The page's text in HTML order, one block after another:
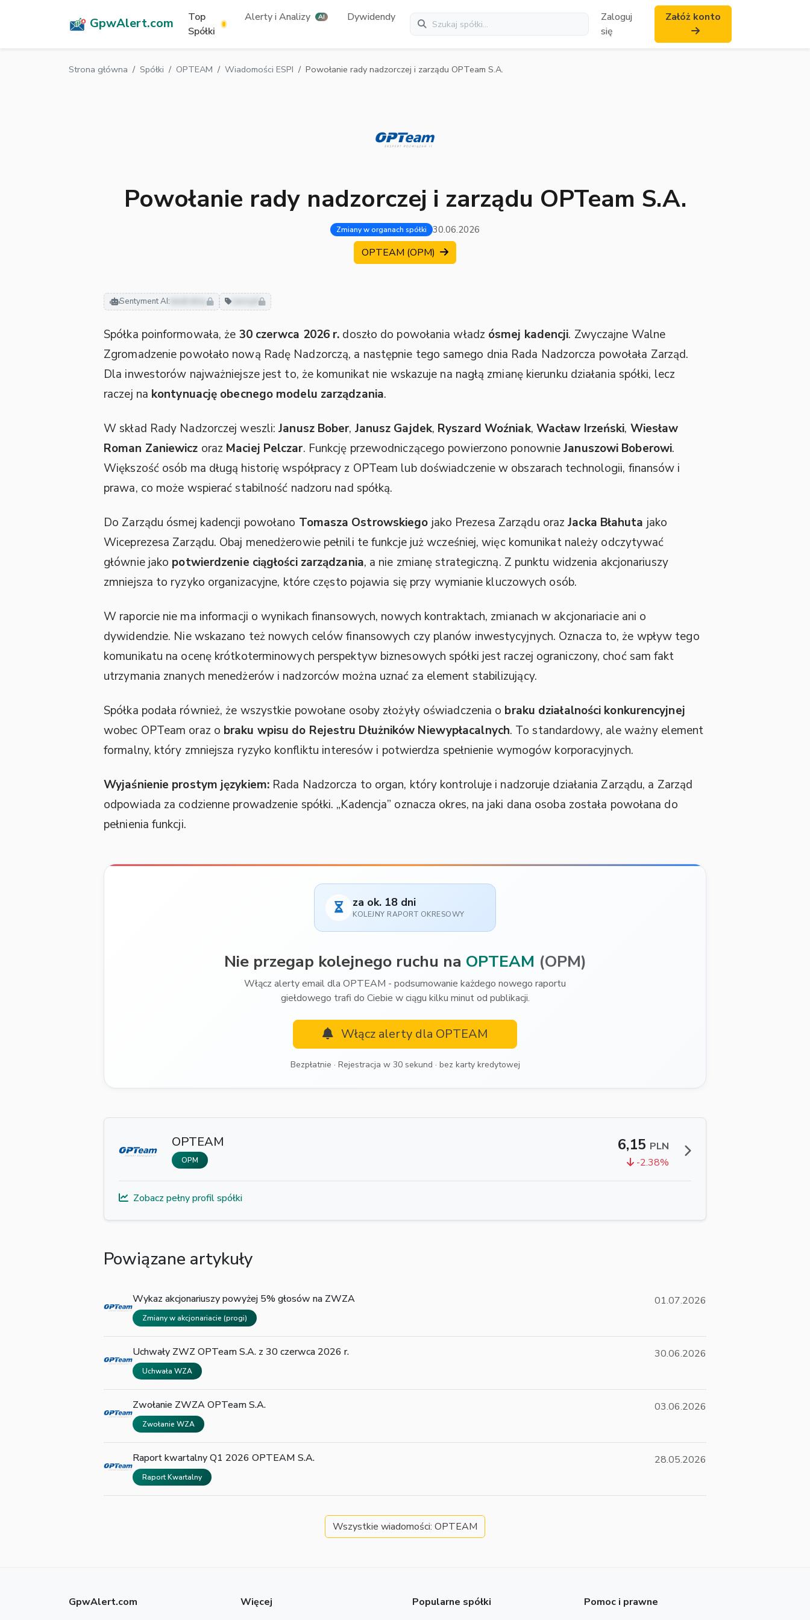
GpwAlert.com
Top
Spółki
Alerty i Analizy AI Dywidendy
Zaloguj
się
Załóż konto
Strona główna Spółki OPTEAM Wiadomości ESPI Powołanie rady nadzorczej i zarządu OPTeam S.A.
Powołanie rady nadzorczej i zarządu OPTeam S.A.
Zmiany w organach spółki 30.06.2026
OPTEAM (OPM)
Sentyment AI: neutralny zarząd
Spółka poinformowała, że 30 czerwca 2026 r. doszło do powołania władz ósmej kadencji. Zwyczajne Walne
Zgromadzenie powołało nową Radę Nadzorczą, a następnie tego samego dnia Rada Nadzorcza powołała Zarząd.
Dla inwestorów najważniejsze jest to, że komunikat nie wskazuje na nagłą zmianę kierunku działania spółki, lecz
raczej na kontynuację obecnego modelu zarządzania.
W skład Rady Nadzorczej weszli:Janusz Bober, Janusz Gajdek, Ryszard Woźniak, Wacław Irzeński, Wiesław
Roman Zaniewicz oraz Maciej Pelczar. Funkcję przewodniczącego powierzono ponownieJanuszowi Boberowi.
Większość osób ma długą historię współpracy z OPTeam lub doświadczenie w obszarach technologii, finansów i
prawa, co może wspierać stabilność nadzoru nad spółką.
Do Zarządu ósmej kadencji powołano Tomasza Ostrowskiego jako Prezesa Zarządu orazJacka Błahuta jako
Wiceprezesa Zarządu. Obaj menedżerowie pełnili te funkcje już wcześniej, więc komunikat należy odczytywać
głównie jako potwierdzenie ciągłości zarządzania, a nie zmianę strategiczną. Z punktu widzenia akcjonariuszy
zmniejsza to ryzyko organizacyjne, które często pojawia się przy wymianie kluczowych osób.
W raporcie nie ma informacji o wynikach finansowych, nowych kontraktach, zmianach w akcjonariacie ani o
dywidendzie. Nie wskazano też nowych celów finansowych czy planów inwestycyjnych. Oznacza to, że wpływ tego
komunikatu na ocenę krótkoterminowych perspektyw biznesowych spółki jest raczej ograniczony, choć sam fakt
utrzymania znanych menedżerów i nadzorców można uznać za element stabilizujący.
Spółka podała również, że wszystkie powołane osoby złożyły oświadczenia o braku działalności konkurencyjnej
wobec OPTeam oraz o braku wpisu do Rejestru Dłużników Niewypłacalnych. To standardowy, ale ważny element
formalny, który zmniejsza ryzyko konfliktu interesów i potwierdza spełnienie wymogów korporacyjnych.
Wyjaśnienie prostym językiem:Rada Nadzorcza to organ, który kontroluje i nadzoruje działania Zarządu, a Zarząd
odpowiada za codzienne prowadzenie spółki. „Kadencja” oznacza okres, na jaki dana osoba została powołana do
pełnienia funkcji.
za ok. 18 dni
KOLEJNY RAPORT OKRESOWY
Nie przegap kolejnego ruchu na OPTEAM (OPM)
Włącz alerty email dla OPTEAM - podsumowanie każdego nowego raportu
giełdowego trafi do Ciebie w ciągu kilku minut od publikacji.
Włącz alerty dla OPTEAM
Bezpłatnie · Rejestracja w 30 sekund · bez karty kredytowej
OPTEAM
OPM
6,15 PLN
-2.38%
Zobacz pełny profil spółki
Powiązane artykuły
Wykaz akcjonariuszy powyżej 5% głosów na ZWZA
Zmiany w akcjonariacie (progi)
01.07.2026
Uchwały ZWZ OPTeam S.A. z 30 czerwca 2026 r.
Uchwała WZA
30.06.2026
Zwołanie ZWZA OPTeam S.A.
Zwołanie WZA
03.06.2026
Raport kwartalny Q1 2026 OPTEAM S.A.
Raport Kwartalny
28.05.2026
Wszystkie wiadomości: OPTEAM
GpwAlert.com Więcej Popularne spółki Pomoc i prawne